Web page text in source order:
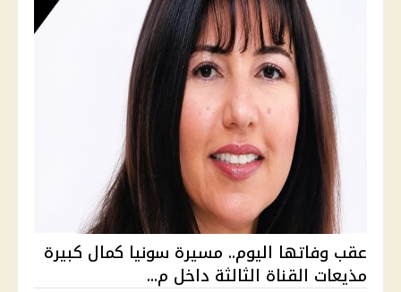
عقب وفاتها اليوم.. مسيرة سونيا كمال كبيرة
مذيعات القناة الثالثة داخل م...